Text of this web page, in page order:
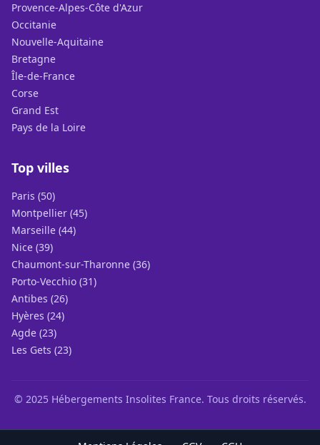
Provence-Alpes-Côte d'Azur
Occitanie
Nouvelle-Aquitaine
Bretagne
Île-de-France
Corse
Grand Est
Pays de la Loire
Top villes
Paris (50)
Montpellier (45)
Marseille (44)
Nice (39)
Chaumont-sur-Tharonne (36)
Porto-Vecchio (31)
Antibes (26)
Hyères (24)
Agde (23)
Les Gets (23)
© 2025 Hébergements Insolites France. Tous droits réservés.